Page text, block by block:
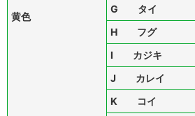
黄色
G タイ
H フグ
I カジキ
J カレイ
K コイ